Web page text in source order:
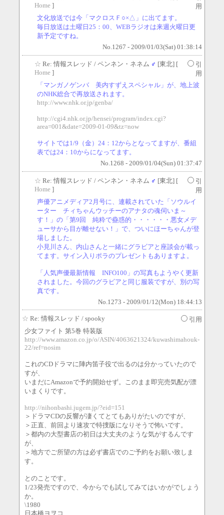
Home ]
用
文化放送では今「マクロスＦ○×△」に出てます。
毎日放送は土曜日25：00、WEBラジオは来週火曜日更
新予定ですね。
No.1267 - 2009/01/03(Sat) 01:38:14
☆ Re: 情報スレッド / ペンネン・ネネム ♂ [東北] [
Home ]
引
用
「マンガノゲンバ 美内すずえスペシャル」が、地上波
のNHK総合で再放送されます。
http://www.nhk.or.jp/genba/
http://cgi4.nhk.or.jp/hensei/program/index.cgi?
area=001&date=2009-01-09&tz=now
サイトでは1/9（金）24：12からとなってますが、番組
表では24：10からになってます。
No.1268 - 2009/01/04(Sun) 01:37:47
☆ Re: 情報スレッド / ペンネン・ネネム ♂ [東北] [
Home ]
引
用
声優アニメディア2月号に、連載されていた「ソウルイ
ーター チィちゃんウッチーのアナタの魂伺いま～
す！」の「第9回 純粋で蠱惑的・・・・・・悪女メデ
ューサから目が離せない！」で、ついにほーちゃんが登
場しました。
小見川さん、内山さんと一緒にグラビアと座談会が載っ
てます。サイン入りポラのプレゼントもありますよ。
「人気声優最新情報 INFO100」の写真もようやく更新
されました。今回のグラビアと同じ服装ですが、別の写
真です。
No.1273 - 2009/01/12(Mon) 18:44:13
☆ Re: 情報スレッド / spooky
引用
少女ファイト 第5巻 特装版
http://www.amazon.co.jp/o/ASIN/4063621324/kuwashimahouk-
22/ref=nosim
これのCDドラマに陣内笛子役で出るのは分かっていたので
すが、
いまだにAmazonで予約開始せず。このまま即完売気配が漂
いまくりです。
http://nihonbashi.jugem.jp/?eid=151
＞ドラマCDの反響が凄くてとてもありがたいのですが、
＞正直、前回より速攻で特捜版になりそうで怖いです。
＞都内の大型書店の初日は大丈夫のような気がするんです
が、
＞地方でご所望の方は必ず書店でのご予約をお願い致しま
す。
とのことです。
1/23発売ですので、今からでも試してみてはいかがでしょう
か。
\1980
日本橋ヨヲコ